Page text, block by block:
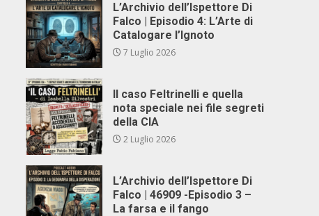
L’Archivio dell’Ispettore Di
Falco | Episodio 4: L’Arte di
Catalogare l’Ignoto
7 Luglio 2026
Il caso Feltrinelli e quella
nota speciale nei file segreti
della CIA
2 Luglio 2026
L’Archivio dell’Ispettore Di
Falco | 46909 -Episodio 3 –
La farsa e il fango